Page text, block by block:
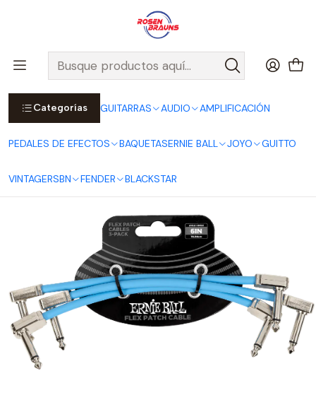
Categorías GUITARRAS AUDIO AMPLIFICACIÓN
PEDALES DE EFECTOS BAQUETASERNIE BALL JOYO GUITTO
VINTAGERSBN FENDER BLACKSTAR
Por compras sobre $25.000 en Santiago urbano, Colina o
Padre Hurtado, incluimos el despacho!
Ver Detalles
ERNIE BALL CABLES ERNIE BALL
Flex Cables
Pack 3 Cables Patch Flex 15cm - Blue P06460